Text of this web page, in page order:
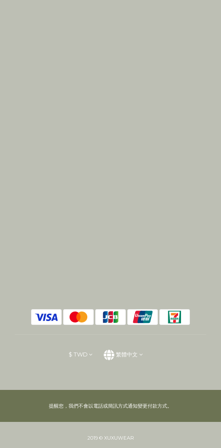
$ TWD 繁體中文
提醒您，我們不會以電話或簡訊方式通知變更付款方式。
2019 © XUXUWEAR